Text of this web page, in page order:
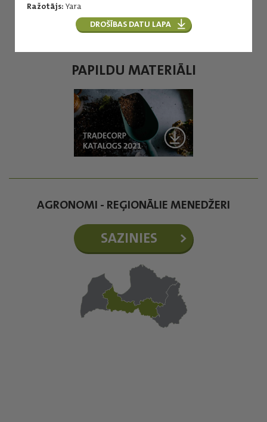
Ražotājs: Yara
DROŠĪBAS DATU LAPA
(+371) 29157555
aiga.tillere@balticagrolv.com
PAPILDU MATERIĀLI
AGRONOMI - REĢIONĀLIE MENEDŽERI
SAZINIES